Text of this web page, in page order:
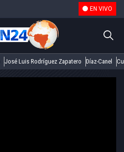
EN VIVO
José Luis Rodríguez Zapatero Díaz-Canel